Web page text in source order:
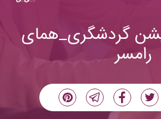
گردشگری_همای
رامسر